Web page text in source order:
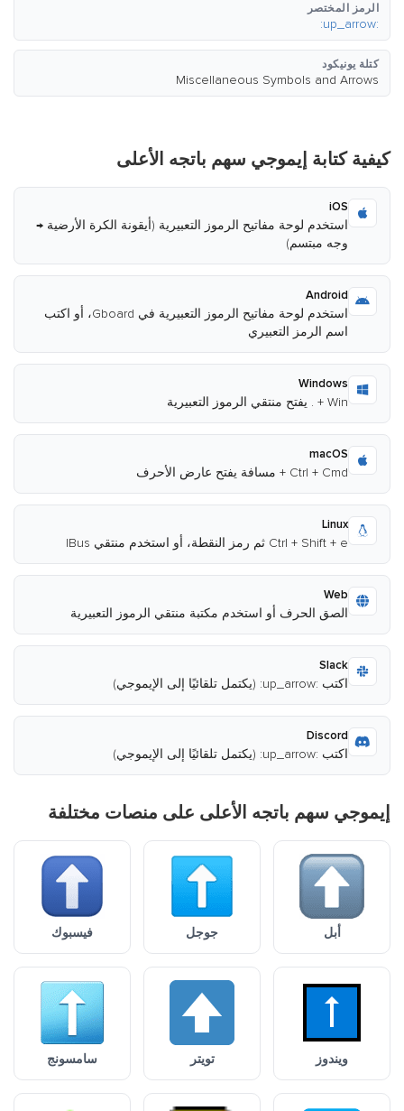
الرمز المختصر
:up_arrow:
كتلة يونيكود
Miscellaneous Symbols and Arrows
كيفية كتابة إيموجي سهم باتجه الأعلى
iOS
استخدم لوحة مفاتيح الرموز التعبيرية (أيقونة الكرة الأرضية →
وجه مبتسم)
Android
استخدم لوحة مفاتيح الرموز التعبيرية في Gboard، أو اكتب
اسم الرمز التعبيري
Windows
Win + . يفتح منتقي الرموز التعبيرية
macOS
Ctrl + Cmd + مسافة يفتح عارض الأحرف
Linux
Ctrl + Shift + e ثم رمز النقطة، أو استخدم منتقي IBus
Web
الصق الحرف أو استخدم مكتبة منتقي الرموز التعبيرية
Slack
اكتب :up_arrow: (يكتمل تلقائيًا إلى الإيموجي)
Discord
اكتب :up_arrow: (يكتمل تلقائيًا إلى الإيموجي)
إيموجي سهم باتجه الأعلى على منصات مختلفة
أبل جوجل فيسبوك
ويندوز تويتر سامسونج